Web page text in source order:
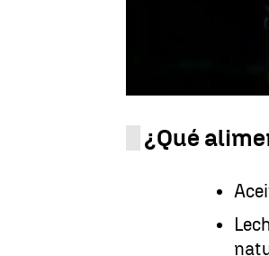
Por ello,
doloroso
básicos
IVA del
que
¿Qué